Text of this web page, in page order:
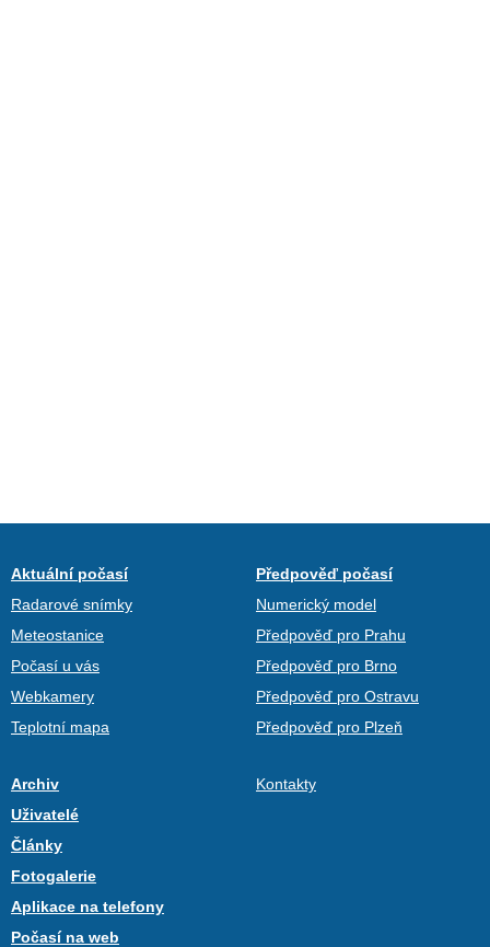
Aktuální počasí
Radarové snímky
Meteostanice
Počasí u vás
Webkamery
Teplotní mapa
Předpověď počasí
Numerický model
Předpověď pro Prahu
Předpověď pro Brno
Předpověď pro Ostravu
Předpověď pro Plzeň
Archiv
Uživatelé
Články
Fotogalerie
Aplikace na telefony
Počasí na web
Kontakty